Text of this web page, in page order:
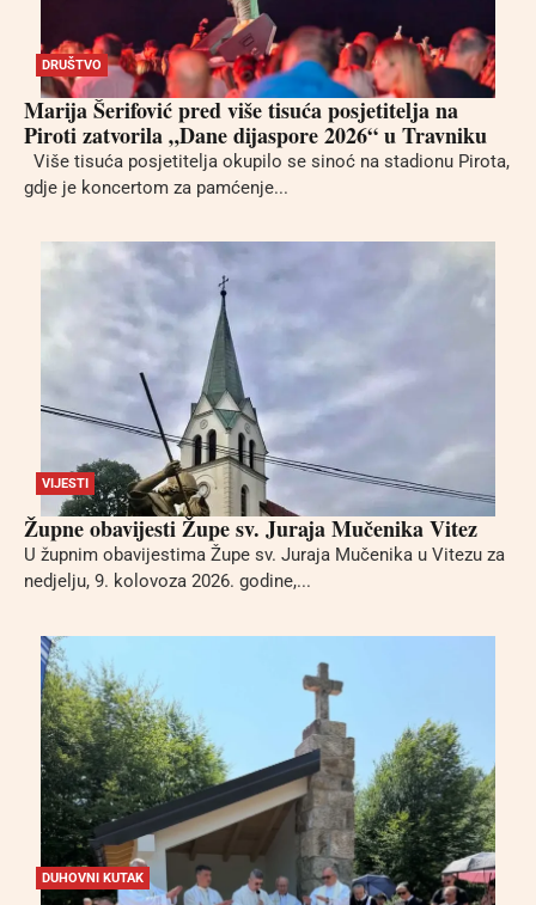
DRUŠTVO
Marija Šerifović pred više tisuća posjetitelja na
Piroti zatvorila „Dane dijaspore 2026“ u Travniku
Više tisuća posjetitelja okupilo se sinoć na stadionu Pirota,
gdje je koncertom za pamćenje...
VIJESTI
Župne obavijesti Župe sv. Juraja Mučenika Vitez
U župnim obavijestima Župe sv. Juraja Mučenika u Vitezu za
nedjelju, 9. kolovoza 2026. godine,...
DUHOVNI KUTAK